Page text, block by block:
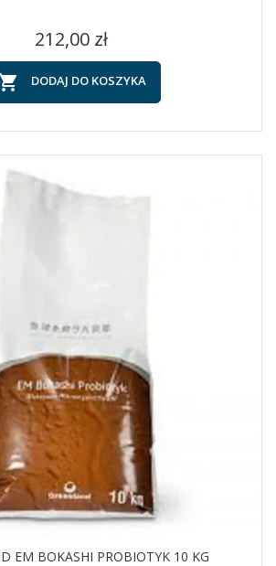
Cena
212,00 zł
DODAJ DO KOSZYKA
EM BOKASHI PROBIOTYK 10 KG